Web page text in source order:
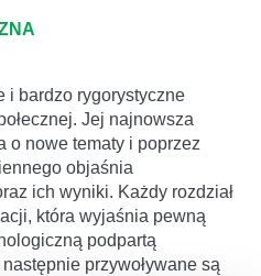
i bardzo rygorystyczne
Jej najnowsza
o nowe tematy i poprzez
objaśnia
ich wyniki. Każdy rozdział
która wyjaśnia pewną
podpartą
przywoływane są